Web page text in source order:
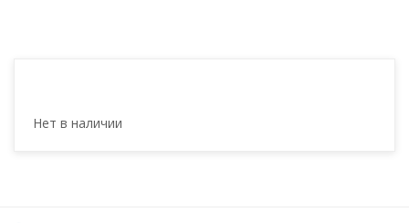
Нет в наличии